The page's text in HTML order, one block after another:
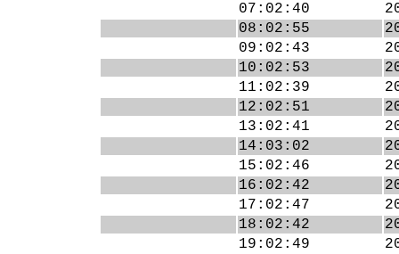
07:02:40
08:02:55
09:02:43
10:02:53
11:02:39
12:02:51
13:02:41
14:03:02
15:02:46
16:02:42
17:02:47
18:02:42
19:02:49